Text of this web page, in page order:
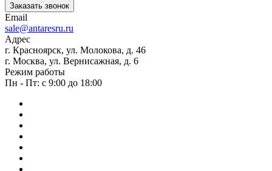
Заказать звонок
Email
sale@antaresru.ru
Адрес
г. Красноярск, ул. Молокова, д. 46
г. Москва, ул. Вернисажная, д. 6
Режим работы
Пн - Пт: с 9:00 до 18:00